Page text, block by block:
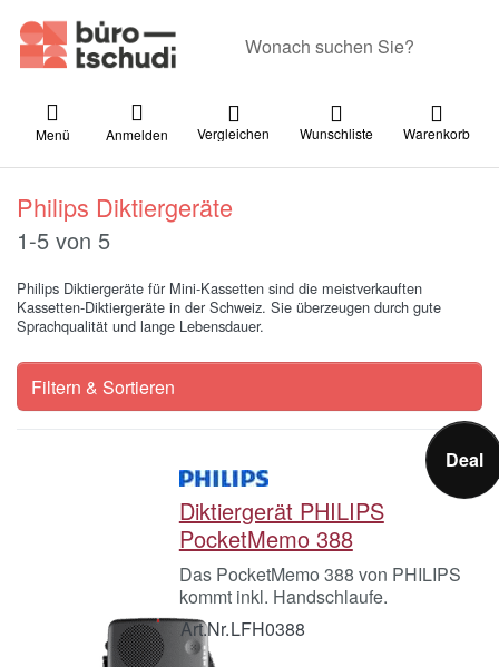
Menü Anmelden Vergleichen Wunschliste Warenkorb
Philips Diktiergeräte
Suchergebnisse:
1-5 von 5
Philips Diktiergeräte für Mini-Kassetten sind die meistverkauften
Kassetten-Diktiergeräte in der Schweiz. Sie überzeugen durch gute
Sprachqualität und lange Lebensdauer.
Filtern & Sortieren
Diktiergerät PHILIPS
PocketMemo 388
Das PocketMemo 388 von PHILIPS
kommt inkl. Handschlaufe.
Art.Nr.LFH0388
Deal